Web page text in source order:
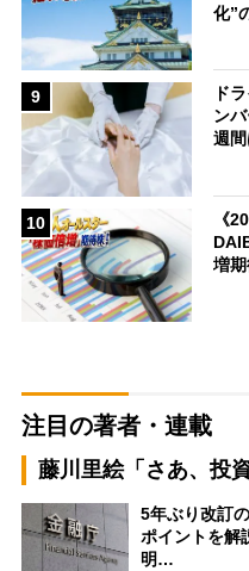
化”
9
ド
ン
週
10
《
増
注目の著者・連載
藤川里絵「さあ、投
5年ぶり改訂
ポイントを
明…